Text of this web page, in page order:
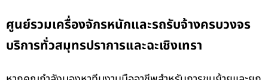
ศูนย์รวมเครื่องจักรหนักและรถรับจ้างครบวงจร
บริการทั่วสมุทรปราการและฉะเชิงเทรา